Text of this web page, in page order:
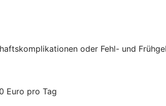
oder Fehl- und
Euro pro Tag